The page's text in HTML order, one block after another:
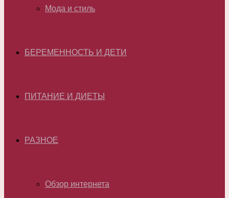
Мода и стиль
БЕРЕМЕННОСТЬ И ДЕТИ
ПИТАНИЕ И ДИЕТЫ
РАЗНОЕ
Обзор интернета